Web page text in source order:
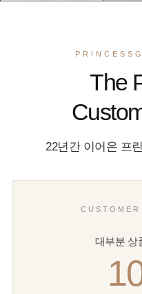
The
22년간 이어온 프
대부분 상